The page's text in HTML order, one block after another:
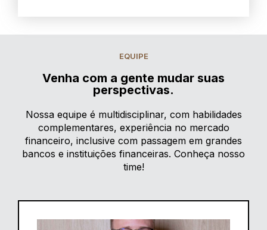
EQUIPE
Venha com a gente mudar suas
perspectivas.
Nossa equipe é multidisciplinar, com habilidades
complementares, experiência no mercado
financeiro, inclusive com passagem em grandes
bancos e instituições financeiras. Conheça nosso
time!